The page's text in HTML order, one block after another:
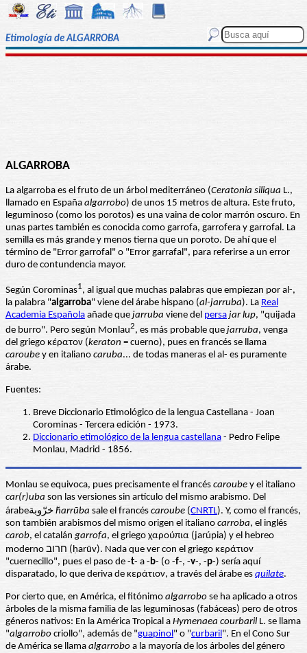
Etimología de ALGARROBA
ALGARROBA
La algarroba es el fruto de un árbol mediterráneo (Ceratonia siliqua L.,
llamado en España algarrobo) de unos 15 metros de altura. Este fruto,
leguminoso (como los porotos) es una vaina de color marrón oscuro. En
unas partes también es conocida como garrofa, garrofera y garrofal. La
semilla es más grande y menos tierna que un poroto. De ahí que el
término de "Error garrofal" o "Error garrafal", para referirse a un error
duro de contundencia mayor.
Según Corominas1, al igual que muchas palabras que empiezan por al-,
la palabra "algarroba" viene del árabe hispano (al-jarruba). La Real
Academia Española añade que jarruba viene del persa jar lup, "quijada
de burro". Pero según Monlau2, es más probable que jarruba, venga
del griego κέρατον (keraton = cuerno), pues en francés se llama
caroube y en italiano caruba... de todas maneras el al- es puramente
árabe.
Fuentes:
Breve Diccionario Etimológico de la lengua Castellana - Joan
Corominas - Tercera edición - 1973.
Diccionario etimológico de la lengua castellana - Pedro Felipe
Monlau, Madrid - 1856.
Monlau se equivoca, pues precisamente el francés caroube y el italiano
car(r)uba son las versiones sin artículo del mismo arabismo. Del
ḫarrūba sale el francés caroube (CNRTL). Y, como el francés,
son también arabismos del mismo origen el italiano carroba, el inglés
carob, el catalán garrofa, el griego χαρούπια (jarúpia) y el hebreo
moderno חרוב (ḥarūv). Nada que ver con el griego κεράτιον
"cuernecillo", pues el paso de -t- a -b- (o -f-, -v-, -p-) sería aquí
disparatado, lo que deriva de κεράτιον, a través del árabe es quilate.
Por cierto que, en América, el fitónimo algarrobo se ha aplicado a otros
árboles de la misma familia de las leguminosas (fabáceas) pero de otros
géneros nativos: En la América Tropical a Hymenaea courbaril L. se llama
"algarrobo criollo", además de "guapinol" o "curbaril". En el Cono Sur
de América se llama algarrobo a la mayoría de los árboles del género